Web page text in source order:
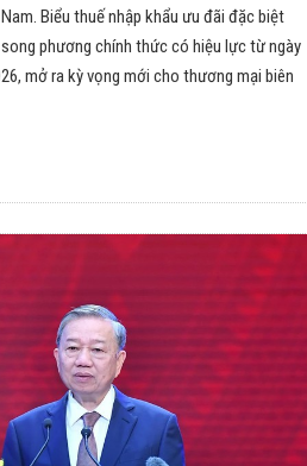
Biểu thuế nhập khẩu ưu đãi đặc biệt
phương chính thức có hiệu lực từ ngày
mở ra kỳ vọng mới cho thương mại biên